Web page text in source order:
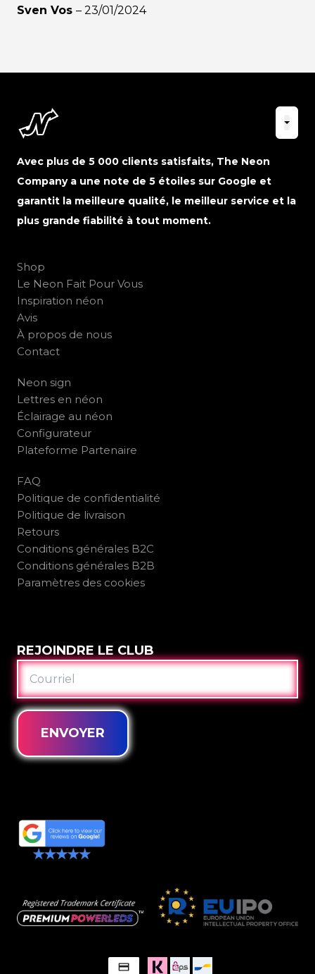
Sven Vos – 23/01/2024
Avec plus de 5 000 clients satisfaits, The Neon
Company a une note de 5 étoiles sur Google et
garantit la meilleure qualité, le meilleur service et la
plus grande fiabilité à tout moment.
Shop
Le Neon Fait Pour Vous
Inspiration néon
Avis
À propos de nous
Contact
Neon sign
Lettres en néon
Éclairage au néon
Configurateur
Plateforme Partenaire
FAQ
Politique de confidentialité
Politique de livraison
Retours
Conditions générales B2C
Conditions générales B2B
Paramètres des cookies
REJOINDRE LE CLUB
COURRIEL
ENVOYER